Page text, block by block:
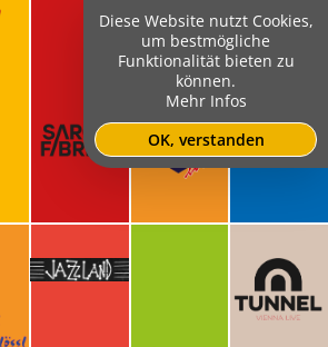
Diese Website nutzt Cookies,
um bestmögliche
Funktionalität bieten zu
können.
Mehr Infos
OK, verstanden